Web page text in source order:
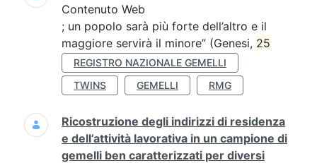
Contenuto Web
; un popolo sarà più forte dell’altro e il
maggiore servirà il minore” (Genesi, 25
REGISTRO NAZIONALE GEMELLI
TWINS
GEMELLI RMG
Ricostruzione degli indirizzi di residenza
e dell’attività lavorativa in un campione di
gemelli ben caratterizzati per diversi